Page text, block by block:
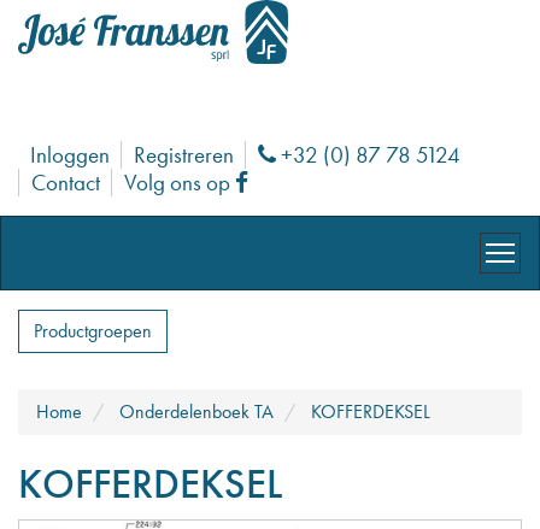
Inloggen Registreren Phone
+32 (0) 87 78 5124
Contact
Volg ons op Facebook
Productgroepen
Home Onderdelenboek TA KOFFERDEKSEL
KOFFERDEKSEL